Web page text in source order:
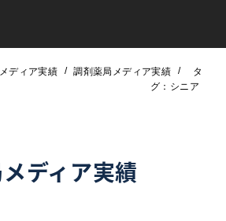
ディア実績 / 調剤薬局メディア実績 /
タ
グ：シニア
ディア実績